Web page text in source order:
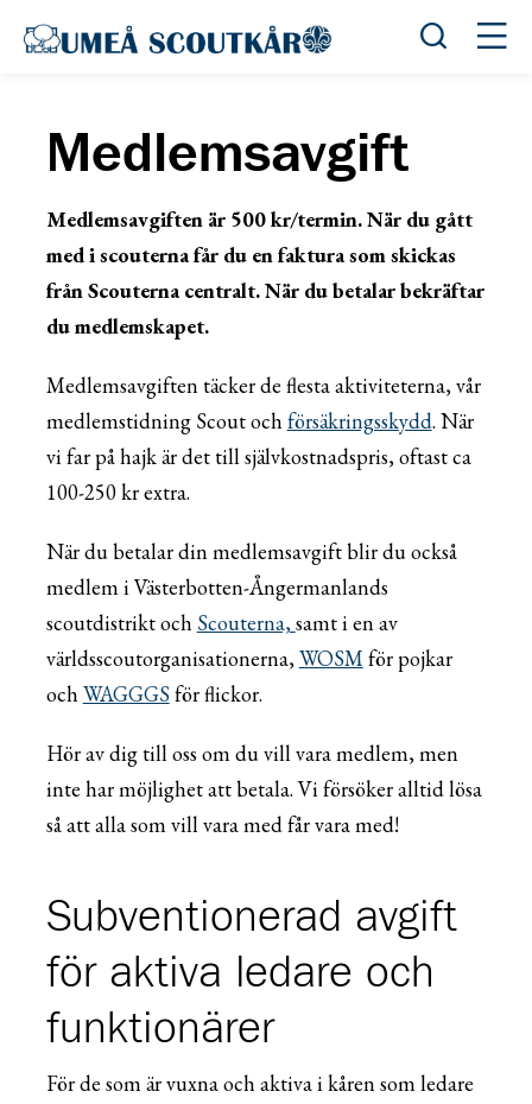
Öppna
Medlemsavgift
Medlemsavgiften är 500 kr/termin. När du gått
med i scouterna får du en faktura som skickas
från Scouterna centralt. När du betalar bekräftar
du medlemskapet.
Medlemsavgiften täcker de flesta aktiviteterna, vår
medlemstidning Scout ochförsäkringsskydd. När
vi far på hajk är det till självkostnadspris, oftast ca
100-250 kr extra.
När du betalar din medlemsavgift blir du också
medlem i Västerbotten-Ångermanlands
scoutdistrikt och Scouterna,samt i en av
världsscoutorganisationerna,WOSMför pojkar
ochWAGGGSför flickor.
Hör av dig till oss om du vill vara medlem, men
inte har möjlighet att betala. Vi försöker alltid lösa
så att alla som vill vara med får vara med!
Subventionerad avgift
för aktiva ledare och
funktionärer
För de som är vuxna och aktiva i kåren som ledare